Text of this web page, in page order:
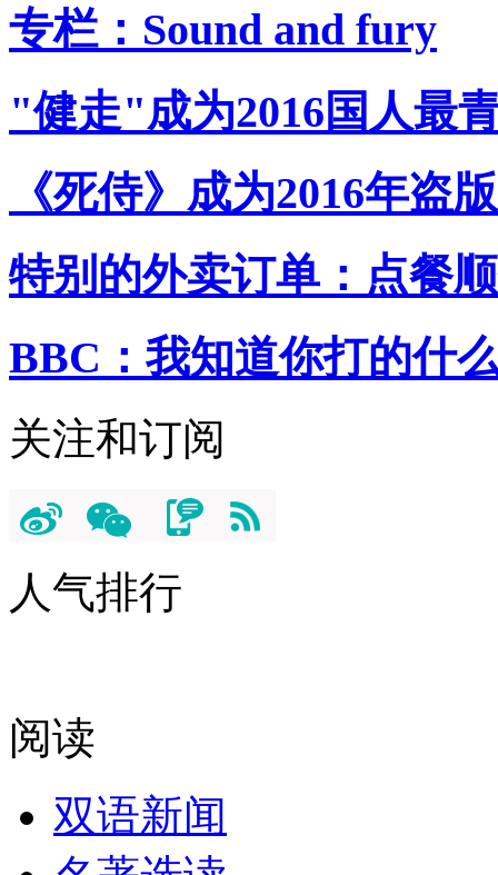
专栏：Sound and fury
"健走"成为2016国人最
《死侍》成为2016年盗
特别的外卖订单：点餐
BBC：我知道你打的什
关注和订阅
人气排行
阅读
双语新闻